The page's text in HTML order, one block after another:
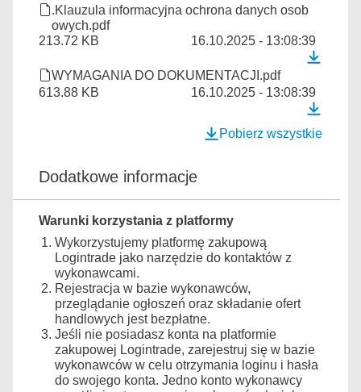
.Klauzula informacyjna ochrona danych osob
owych.pdf
213.72 KB
16.10.2025 - 13:08:39
WYMAGANIA DO DOKUMENTACJI.pdf
613.88 KB
16.10.2025 - 13:08:39
Pobierz wszystkie
Dodatkowe informacje
Warunki korzystania z platformy
Wykorzystujemy platformę zakupową
Logintrade jako narzędzie do kontaktów z
wykonawcami.
Rejestracja w bazie wykonawców,
przeglądanie ogłoszeń oraz składanie ofert
handlowych jest bezpłatne.
Jeśli nie posiadasz konta na platformie
zakupowej Logintrade, zarejestruj się w bazie
wykonawców w celu otrzymania loginu i hasła
do swojego konta. Jedno konto wykonawcy